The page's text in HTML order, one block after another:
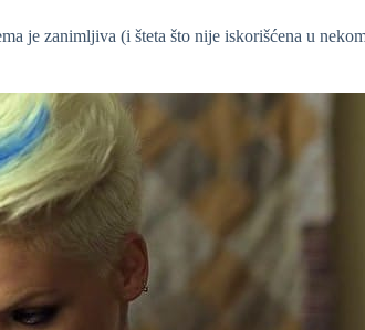
je zanimljiva (i šteta što nije iskorišćena u